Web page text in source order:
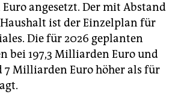
angesetzt. Der mit Abstand
ist der Einzelplan für
Die für 2026 geplanten
bei 197,3 Milliarden Euro und
Milliarden Euro höher als für